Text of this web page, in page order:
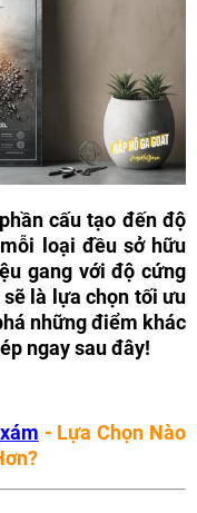
cấu tạo đến độ
loại đều sở hữu
gang với độ cứng
là lựa chọn tối ưu
những điểm khác
ngay sau đây!
- Lựa Chọn Nào